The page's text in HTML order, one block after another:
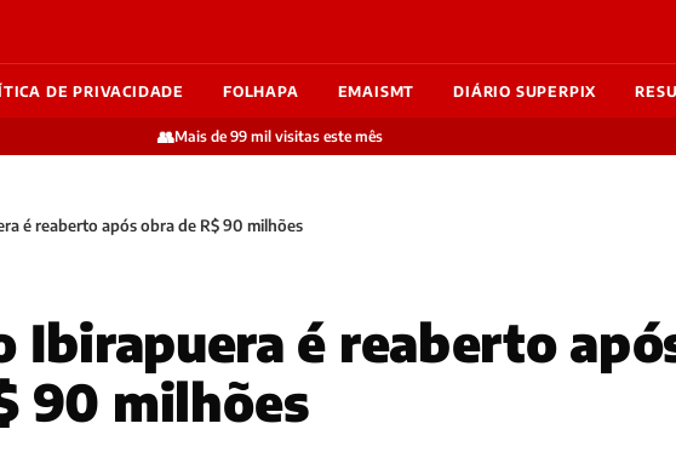
DE PRIVACIDADE FOLHAPA EMAISMT DIÁRIO SUPERPIX
👥Mais de 99 mil visitas este mês
é reaberto após obra de R$ 90 milhões
Ibirapuera é reaberto
90 milhões